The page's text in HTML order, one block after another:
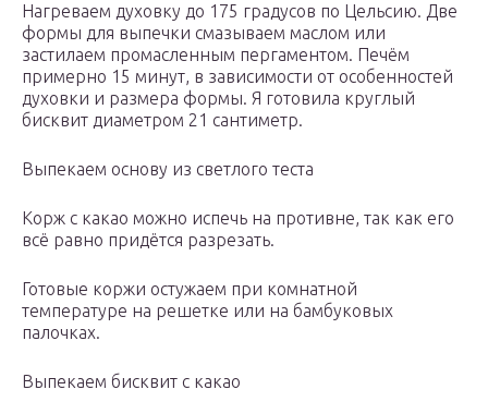
Нагреваем духовку до 175 градусов по Цельсию. Две
формы для выпечки смазываем маслом или
застилаем промасленным пергаментом. Печём
примерно 15 минут, в зависимости от особенностей
духовки и размера формы. Я готовила круглый
бисквит диаметром 21 сантиметр.
Выпекаем основу из светлого теста
Корж с какао можно испечь на противне, так как его
всё равно придётся разрезать.
Готовые коржи остужаем при комнатной
температуре на решетке или на бамбуковых
палочках.
Выпекаем бисквит с какао